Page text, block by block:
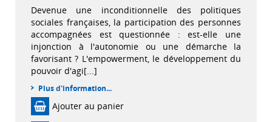
Devenue une inconditionnelle des politiques
sociales françaises, la participation des personnes
accompagnées est questionnée : est-elle une
injonction à l'autonomie ou une démarche la
favorisant ? L'empowerment, le développement du
pouvoir d'agi[...]
Plus d'information...
Ajouter au panier